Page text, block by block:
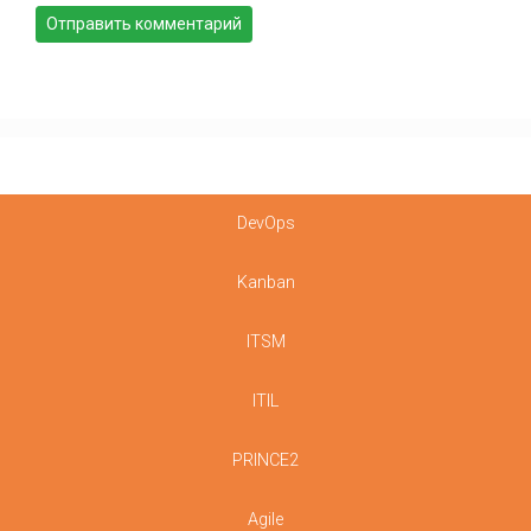
DevOps
Kanban
ITSM
ITIL
PRINCE2
Agile